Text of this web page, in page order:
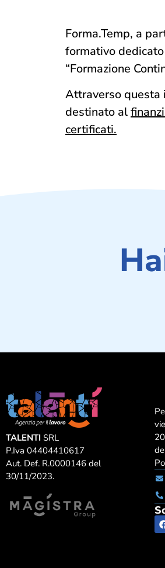
Forma.Temp, a
formativo
“Formazione
Attraverso questa
destinato al
certificati.
TALENTI SRL
P.Iva 04404410617
Aut. Def. R.0000146 del
30/11/2023.